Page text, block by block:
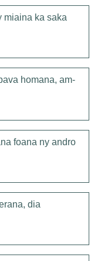
miaina ka saka
homana, am-
foana ny andro
dia